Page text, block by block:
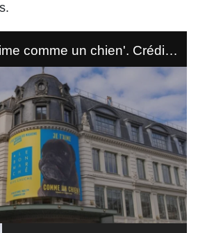
comme un chien'. Crédito:
Facebook - Le Bon Marché